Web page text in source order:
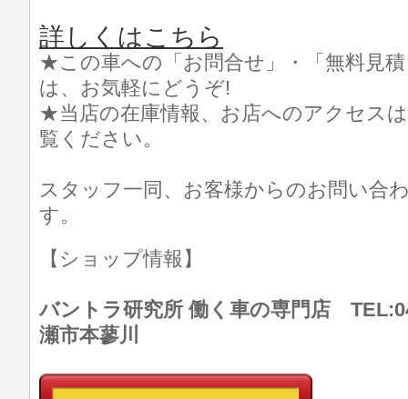
詳しくはこちら
★この車への「お問合せ」・「無料見
は、お気軽にどうぞ!
★当店の在庫情報、お店へのアクセス
覧ください。
スタッフ一同、お客様からのお問い合
す。
【ショップ情報】
バントラ研究所 働く車の専門店
瀬市本蓼川